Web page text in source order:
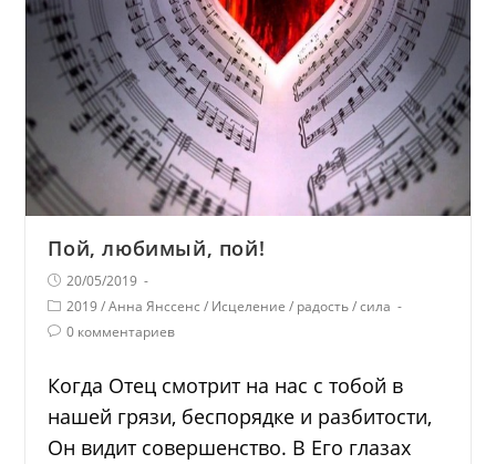
Пой, любимый, пой!
20/05/2019
2019 / Анна Янссенс / Исцеление / радость / сила
0 комментариев
Когда Отец смотрит на нас с тобой в
нашей грязи, беспорядке и разбитости,
Он видит совершенство. В Его глазах